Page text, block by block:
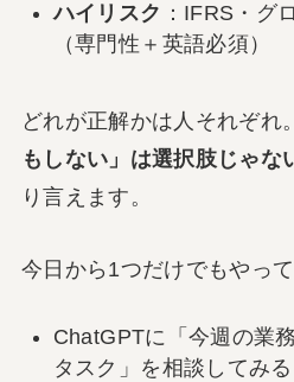
ハイリスク ：IFRS・グ
（専門性＋英語必須）
どれが正解かは人それぞれ
もしない」は選択肢じゃな
り言えます。
今日から1つだけでもやっ
ChatGPTに「今週の業
タスク」を相談してみる